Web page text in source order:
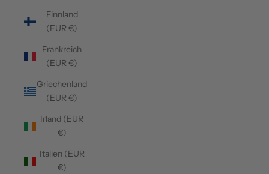
Finnland
(EUR €)
Frankreich
(EUR €)
Griechenland
(EUR €)
Irland (EUR
€)
Italien (EUR
€)